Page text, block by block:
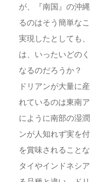
が、『南国』の沖
るのはそう簡単な
実現したとしても
は、いったいどの
なるのだろうか？
ドリアンが大量に
れているのは東南
にように南部の湿
ンが人知れず実を
を賞味されること
タイやインドネシ